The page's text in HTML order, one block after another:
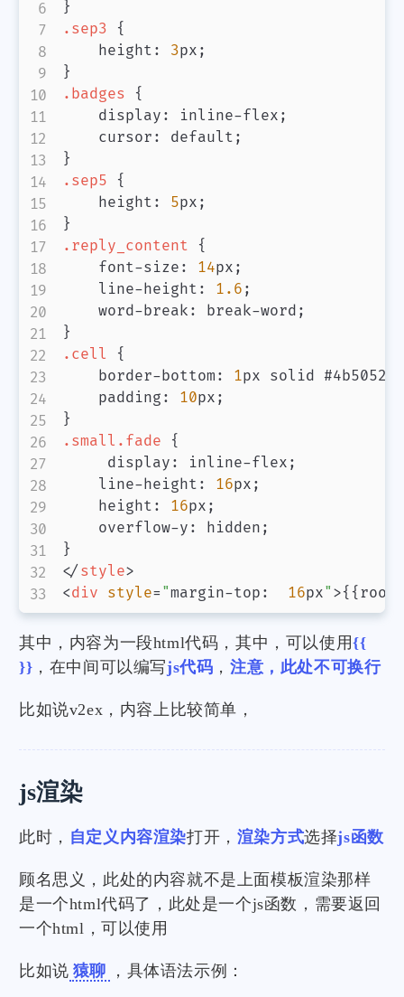
}
.sep3
{
height : 3px ;
}
.badges
{
display : inline-flex ;
cursor : default ;
}
.sep5
{
height : 5px ;
}
.reply_content
{
font-size : 14px ;
line-height : 1.6 ;
word-break : break-word ;
}
.cell
{
border-bottom : 1px solid #4b5052
padding : 10px ;
}
.small .fade
{
display : inline-flex ;
line-height : 16px ;
height : 16px ;
overflow-y : hidden ;
}
</ style>
<div style= "margin-top : 16px" >
其中，内容为一段html代码，其中，可以使用{{
}} ，在中间可以编写js代码 ，注意，此处不可换行
比如说v2ex，内容上比较简单，
js渲染
此时， 自定义内容渲染打开， 渲染方式选择js函数
顾名思义，此处的内容就不是上面模板渲染那样
是一个html代码了，此处是一个js函数，需要返回
一个html，可以使用
比如说 猿聊 ，具体语法示例：